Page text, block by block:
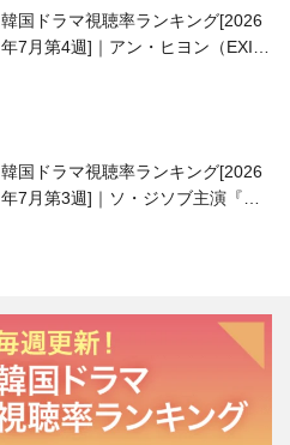
韓国ドラマ視聴率ランキング[2026
年7月第4週]｜アン・ヒヨン（EXID
韓国ドラマ視聴率ランキング[2026
年7月第3週]｜ソ・ジソブ主演『エ